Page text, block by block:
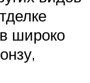
широко